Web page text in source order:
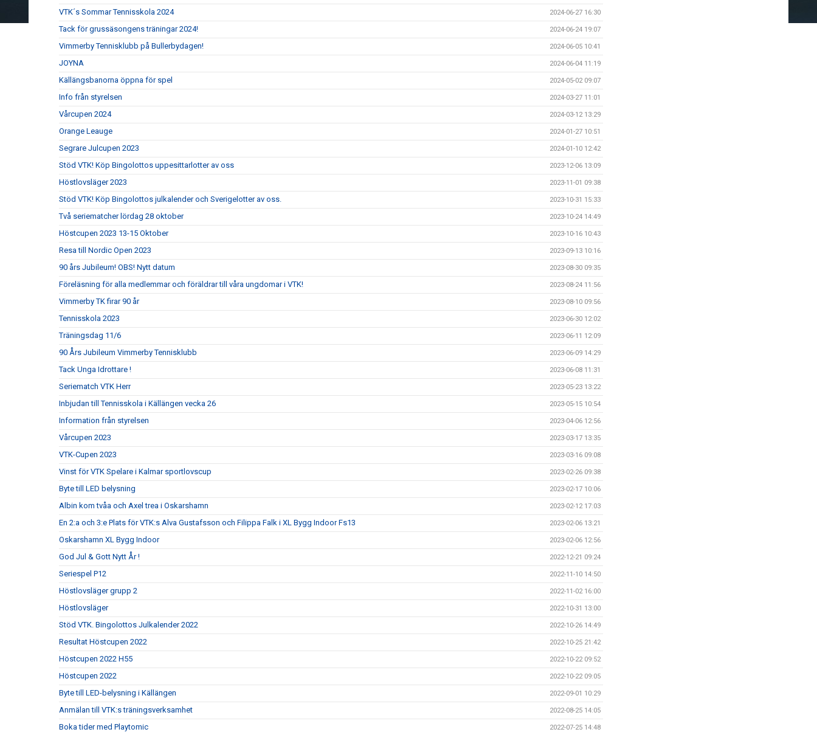
VTK´s Sommar Tennisskola 2024 2024-06-27 16:30
Tack för grussäsongens träningar 2024! 2024-06-24 19:07
Vimmerby Tennisklubb på Bullerbydagen! 2024-06-05 10:41
JOYNA 2024-06-04 11:19
Källängsbanorna öppna för spel 2024-05-02 09:07
Info från styrelsen 2024-03-27 11:01
Vårcupen 2024 2024-03-12 13:29
Orange Leauge 2024-01-27 10:51
Segrare Julcupen 2023 2024-01-10 12:42
Stöd VTK! Köp Bingolottos uppesittarlotter av oss 2023-12-06 13:09
Höstlovsläger 2023 2023-11-01 09:38
Stöd VTK! Köp Bingolottos julkalender och Sverigelotter av oss. 2023-10-31 15:33
Två seriematcher lördag 28 oktober 2023-10-24 14:49
Höstcupen 2023 13-15 Oktober 2023-10-16 10:43
Resa till Nordic Open 2023 2023-09-13 10:16
90 års Jubileum! OBS! Nytt datum 2023-08-30 09:35
Föreläsning för alla medlemmar och föräldrar till våra ungdomar i VTK! 2023-08-24 11:56
Vimmerby TK firar 90 år 2023-08-10 09:56
Tennisskola 2023 2023-06-30 12:02
Träningsdag 11/6 2023-06-11 12:09
90 Års Jubileum Vimmerby Tennisklubb 2023-06-09 14:29
Tack Unga Idrottare ! 2023-06-08 11:31
Seriematch VTK Herr 2023-05-23 13:22
Inbjudan till Tennisskola i Källängen vecka 26 2023-05-15 10:54
Information från styrelsen 2023-04-06 12:56
Vårcupen 2023 2023-03-17 13:35
VTK-Cupen 2023 2023-03-16 09:08
Vinst för VTK Spelare i Kalmar sportlovscup 2023-02-26 09:38
Byte till LED belysning 2023-02-17 10:06
Albin kom tvåa och Axel trea i Oskarshamn 2023-02-12 17:03
En 2:a och 3:e Plats för VTK:s Alva Gustafsson och Filippa Falk i XL Bygg Indoor Fs13 2023-02-06 13:21
Oskarshamn XL Bygg Indoor 2023-02-06 12:56
God Jul & Gott Nytt År ! 2022-12-21 09:24
Seriespel P12 2022-11-10 14:50
Höstlovsläger grupp 2 2022-11-02 16:00
Höstlovsläger 2022-10-31 13:00
Stöd VTK. Bingolottos Julkalender 2022 2022-10-26 14:49
Resultat Höstcupen 2022 2022-10-25 21:42
Höstcupen 2022 H55 2022-10-22 09:52
Höstcupen 2022 2022-10-22 09:05
Byte till LED-belysning i Källängen 2022-09-01 10:29
Anmälan till VTK:s träningsverksamhet 2022-08-25 14:05
Boka tider med Playtomic 2022-07-25 14:48